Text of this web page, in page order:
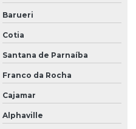
Barueri
Cotia
Santana de Parnaíba
Franco da Rocha
Cajamar
Alphaville